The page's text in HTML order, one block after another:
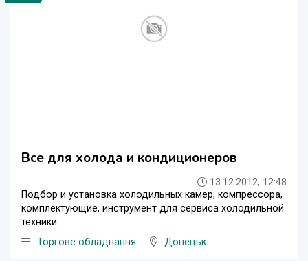
Все для холода и кондиционеров
13.12.2012, 12:48
Подбор и установка холодильных камер, компрессора,
комплектующие, инструмент для сервиса холодильной
техники.
Торгове обладнання
Донецьк